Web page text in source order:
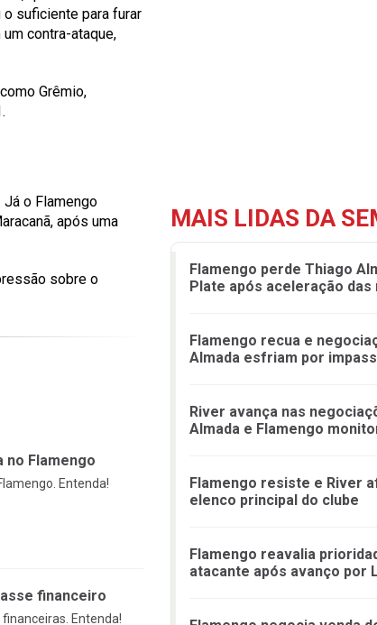
o suficiente para furar
contra-ataque,
Grêmio,
Já o Flamengo
após uma
sobre o
no Flamengo
Entenda!
financeiro
Entenda!
MAIS LIDAS DA
Flamengo perde Thiago
Plate após aceleração
Flamengo recua e
Almada esfriam por
River avança nas
Almada e Flamengo
Flamengo resiste e River
elenco principal do clube
Flamengo reavalia
atacante após avanço por